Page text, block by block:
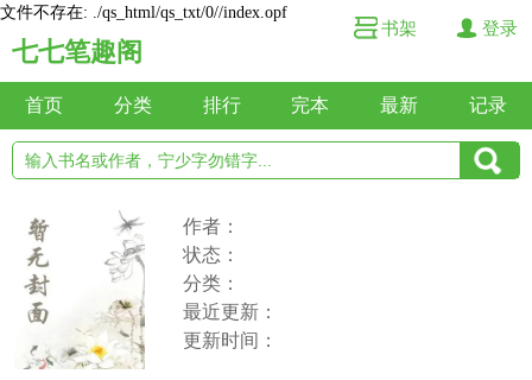
文件不存在: ./qs_html/qs_txt/0//index.opf
七七笔趣阁
书架 登录
首页 分类 排行 完本 最新 记录
作者：
状态：
分类：
最近更新：
更新时间：